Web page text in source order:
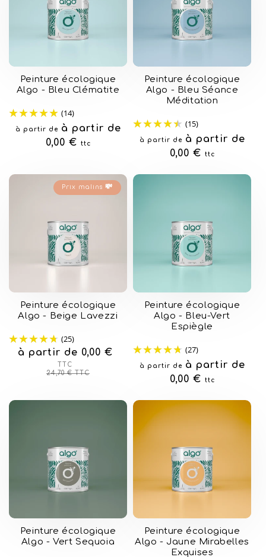
Peinture écologique
Algo - Bleu Clématite
(14)
Prix
habituel
à partir de
à partir de
0,00 €
ttc
Peinture écologique
Algo - Bleu Séance
Méditation
(15)
Prix
habituel
à partir de
à partir de
0,00 €
ttc
Prix malins 💸
Peinture écologique
Algo - Beige Lavezzi
(25)
Prix
habituel
24,70 € TTC
Prix
soldé
à partir de 0,00 €
TTC
Peinture écologique
Algo - Bleu-Vert
Espiègle
(27)
Prix
habituel
à partir de
à partir de
0,00 €
ttc
Peinture écologique
Algo - Vert Sequoia
Peinture écologique
Algo - Jaune Mirabelles
Exquises